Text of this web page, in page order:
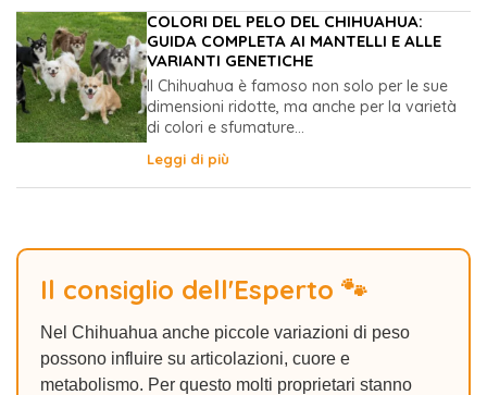
COLORI DEL PELO DEL CHIHUAHUA:
GUIDA COMPLETA AI MANTELLI E ALLE
VARIANTI GENETICHE
Il Chihuahua è famoso non solo per le sue
dimensioni ridotte, ma anche per la varietà
di colori e sfumature...
Leggi di più
Il consiglio dell'Esperto 🐾
Nel Chihuahua anche piccole variazioni di peso
possono influire su articolazioni, cuore e
metabolismo. Per questo molti proprietari stanno